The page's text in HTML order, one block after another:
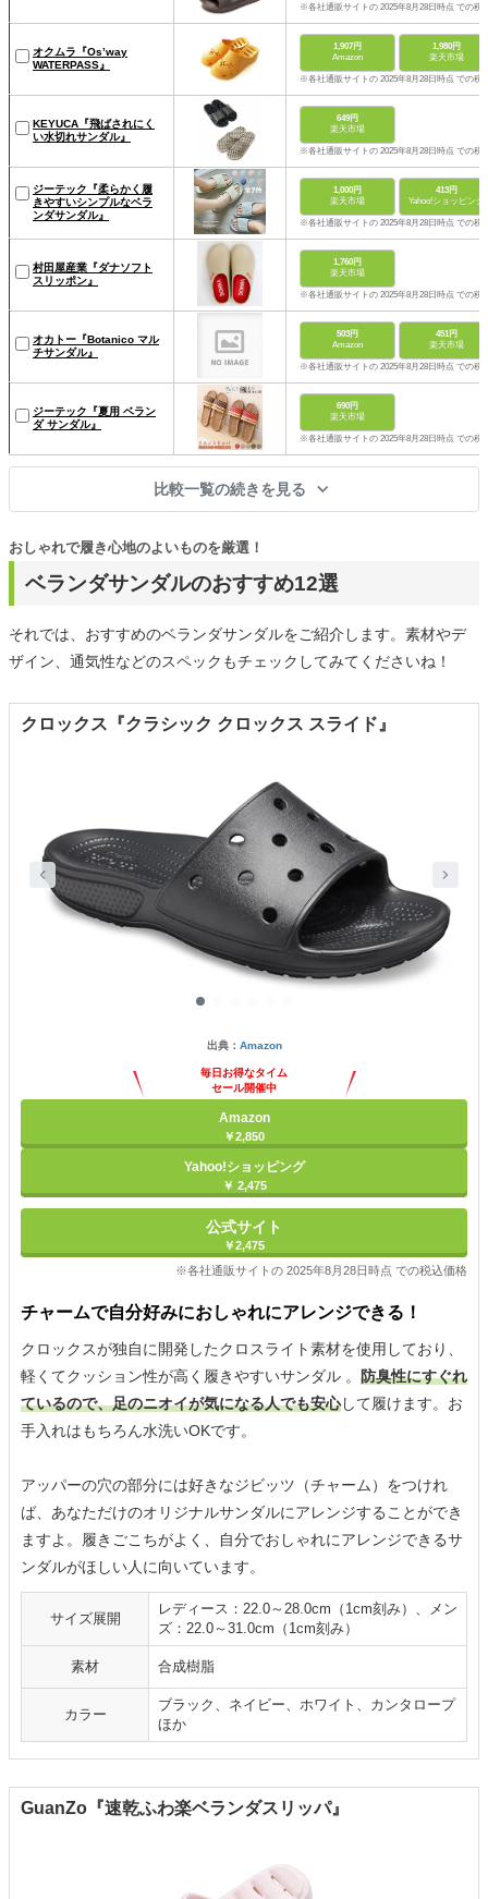
※各社通販サイトの 2025年8月28日時点 での税
オクムラ『Os’way
WATERPASS』
1,907円
Amazon
1,980円
楽天市場
※各社通販サイトの 2025年8月28日時点 での税
KEYUCA『飛ばされにく
い水切れサンダル』
649円
楽天市場
※各社通販サイトの 2025年8月28日時点 での税
ジーテック『柔らかく履
きやすいシンプルなベラ
ンダサンダル』
1,000円
楽天市場
413円
Yahoo!ショッピング
※各社通販サイトの 2025年8月28日時点 での税
村田屋産業『ダナソフト
スリッポン』
1,760円
楽天市場
※各社通販サイトの 2025年8月28日時点 での税
オカトー『Botanico マル
チサンダル』
503円
Amazon
451円
楽天市場
※各社通販サイトの 2025年8月28日時点 での税
ジーテック『夏用 ベラン
ダ サンダル』
690円
楽天市場
※各社通販サイトの 2025年8月28日時点 での税
比較一覧の続きを見る
ベランダサンダルのおすすめ12選
おしゃれで履き心地のよいものを厳選！
それでは、おすすめのベランダサンダルをご紹介します。素材やデ
ザイン、通気性などのスペックもチェックしてみてくださいね！
クロックス『クラシック クロックス スライド』
出典： Amazon
毎日お得なタイム
セール開催中
Amazon
￥2,850
Yahoo!ショッピング
￥ 2,475
公式サイト
￥2,475
※各社通販サイトの 2025年8月28日時点 での税込価格
チャームで自分好みにおしゃれにアレンジできる！
クロックスが独自に開発したクロスライト素材を使用しており、
軽くてクッション性が高く履きやすいサンダル 。 防臭性にすぐれ
ているので、足のニオイが気になる人でも安心して履けます。お
手入れはもちろん水洗いOKです。
アッパーの穴の部分には好きなジビッツ（チャーム）をつけれ
ば、あなただけのオリジナルサンダルにアレンジすることができ
ますよ。履きごこちがよく、自分でおしゃれにアレンジできるサ
ンダルがほしい人に向いています。
サイズ展開
レディース：22.0～28.0cm（1cm刻み）、メン
ズ：22.0～31.0cm（1cm刻み）
素材 合成樹脂
カラー
ブラック、ネイビー、ホワイト、カンタロープ
ほか
GuanZo『速乾ふわ楽ベランダスリッパ』